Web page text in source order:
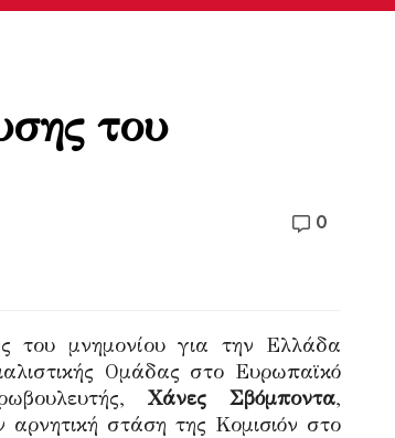
του
0
του μνημονίου για την Ελλάδα
Ομάδας στο Ευρωπαϊκό
Χάνες Σβόμποντα,
αρνητική στάση της Κομισιόν στο